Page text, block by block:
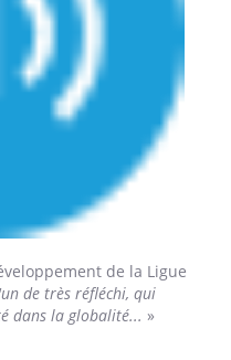
de la Ligue
de très réfléchi, qui
dans la globalité... »